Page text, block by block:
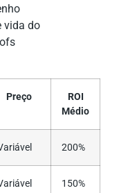
vida do
Preço
ROI
Médio
200%
150%